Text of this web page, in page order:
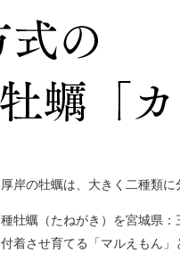
厚岸の牡蠣は、大きく二種類に
種牡蠣（たねがき）を宮城県
付着させ育てる「マルえもん